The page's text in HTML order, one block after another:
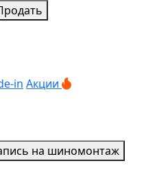
in Акции
на шиномонтаж